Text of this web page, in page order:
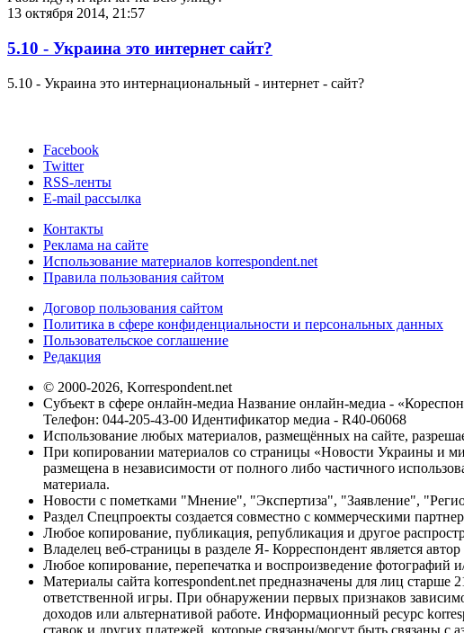
13 октября 2014, 21:57
5.10 - Украина это интернет сайт?
5.10 - Украина это интернациональный - интернет - сайт?
Facebook
Twitter
RSS-ленты
E-mail рассылка
Контакты
Реклама на сайте
Использование материалов korrespondent.net
Правила пользования сайтом
Договор пользования сайтом
Политика в сфере конфиденциальности и персональных данных
Пользовательское соглашение
Редакция
© 2000-2026, Korrespondent.net
Субъект в сфере онлайн-медиа Название онлайн-медиа -
Телефон: 044-205-43-00 Идентификатор медиа - R40-06068
Использование любых материалов, размещённых на сайте,
При копировании материалов со страницы «Новости Украины и
размещена в независимости от полного либо частичного
материала.
Новости с пометками "Мнение", "Экспертиза", "Заявление",
Раздел Спецпроекты создается совместно с коммерческими
Любое копирование, публикация, републикация и другое
Владелец веб-страницы в разделе Я- Корреспондент является
Любое копирование, перепечатка и воспроизведение фотографий
Материалы сайта korrespondent.net предназначены для лиц
ответственной игры. При обнаружении первых признаков
доходов или альтернативой работе. Информационный ресурс
ставок и других платежей, которые связаны/могут быть связаны